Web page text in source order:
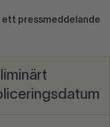
ett pressmeddelande